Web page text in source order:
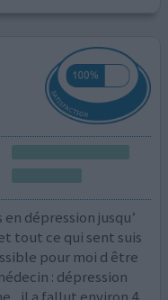
dépression jusqu’
tout ce qui sent suis
pour moi d être
: dépression